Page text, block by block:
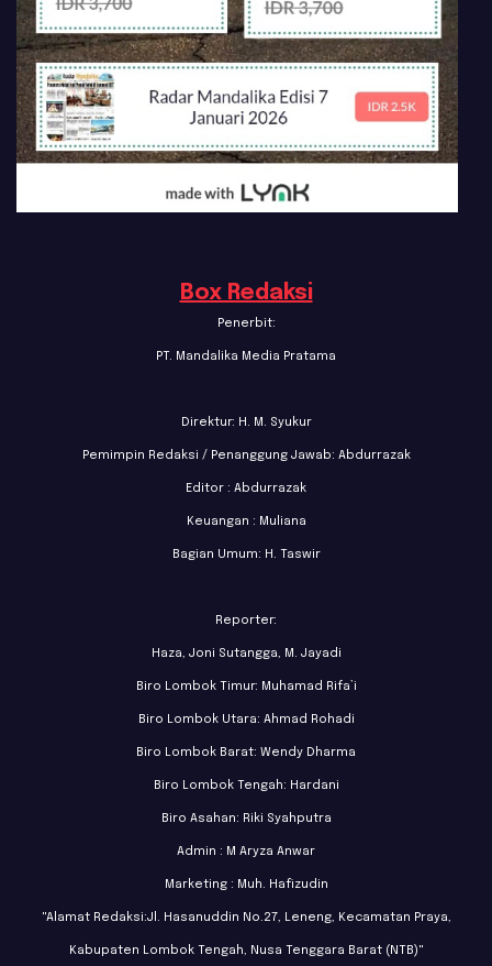
Box Redaksi
Penerbit:
PT. Mandalika Media Pratama
Direktur: H. M. Syukur
Pemimpin Redaksi / Penanggung Jawab: Abdurrazak
Editor : Abdurrazak
Keuangan : Muliana
Bagian Umum: H. Taswir
Reporter:
Haza, Joni Sutangga, M. Jayadi
Biro Lombok Timur: Muhamad Rifa’i
Biro Lombok Utara: Ahmad Rohadi
Biro Lombok Barat: Wendy Dharma
Biro Lombok Tengah: Hardani
Biro Asahan: Riki Syahputra
Admin : M Aryza Anwar
Marketing : Muh. Hafizudin
"Alamat Redaksi:Jl. Hasanuddin No.27, Leneng, Kecamatan Praya,
Kabupaten Lombok Tengah, Nusa Tenggara Barat (NTB)"